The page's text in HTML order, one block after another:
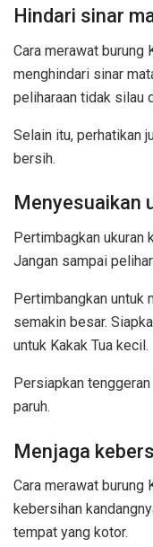
Hindari sinar
Cara merawat burung
menghindari sinar
peliharaan tidak silau
Selain itu, perhatikan
bersih.
Menyesuaikan
Pertimbagkan ukuran
Jangan sampai
Pertimbangkan untuk
semakin besar.
untuk Kakak Tua kecil.
Persiapkan
paruh.
Menjaga
Cara merawat burung
kebersihan
tempat yang kotor.